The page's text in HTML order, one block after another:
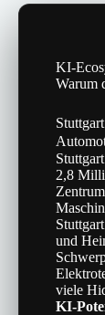
KI-
Warum
2,8
und
viele
KI-